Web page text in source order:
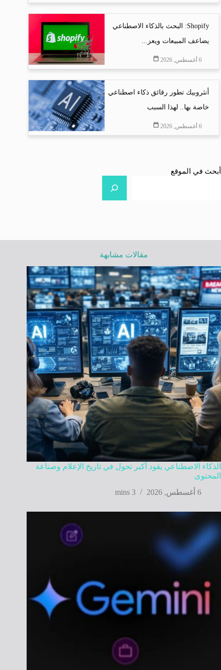
Shopify: البحث بالذكاء الاصطناعي
يضاعف المبيعات ويعز...
6 أغسطس, 2026
أنثروبيك تطور رقائق ذكاء اصطناعي
خاصة بها.. لهذا السبب
6 أغسطس, 2026
أبحث في الموقع
مقالات مشابهة
الذكاء الاصطناعي يقود أكبر تحول في تاريخ الإعلام وصناعة
المحتوى
6 أغسطس, 2026
3 mins